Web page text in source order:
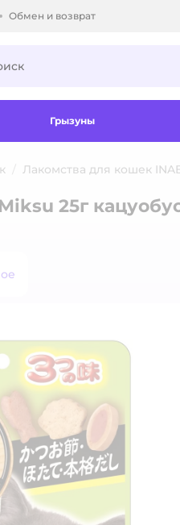
Обмен и возврат
Грызуны
Лакомства для кошек
25г